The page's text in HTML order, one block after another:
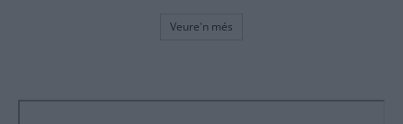
Veure'n més